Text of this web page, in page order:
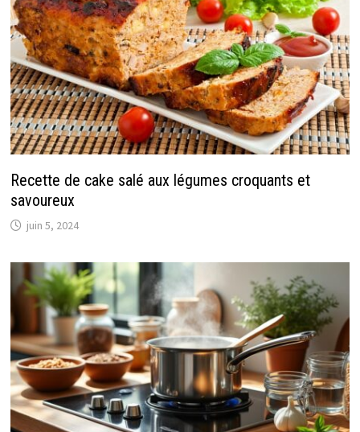
Recette de cake salé aux légumes croquants et
savoureux
juin 5, 2024